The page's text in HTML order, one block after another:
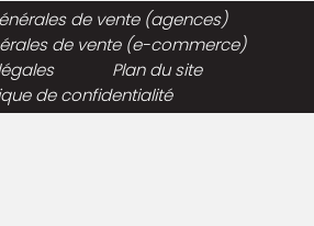
de vente (agences)
de vente (e-commerce)
Plan du site
de confidentialité